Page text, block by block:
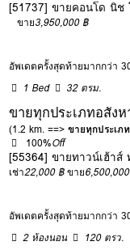
[51737] ขายคอนโด นิช
ขาย3,950,000 ฿
อัพเดตครั้งสุดท้ายมากกว่า
1 Bed
32 ตรม.
ขายทุกประเภทอสัง
(1.2 km. ==>ขายทุกประเภ
100%Off
[55364] ขายทาวน์เฮ้าส์
เช่า22,000 ฿ ขาย
อัพเดตครั้งสุดท้ายมากกว่า
2 ห้องนอน
120 ตรว.